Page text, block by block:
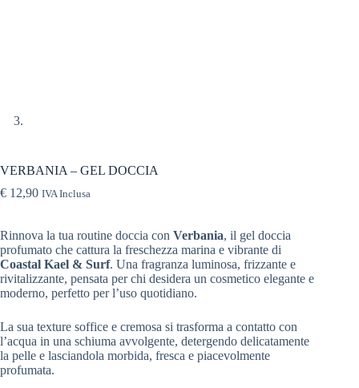
VERBANIA – GEL DOCCIA
€ 12,90 IVA Inclusa
Rinnova la tua routine doccia con Verbania, il gel doccia
profumato che cattura la freschezza marina e vibrante di
Coastal Kael & Surf. Una fragranza luminosa, frizzante e
rivitalizzante, pensata per chi desidera un cosmetico elegante e
moderno, perfetto per l’uso quotidiano.
La sua texture soffice e cremosa si trasforma a contatto con
l’acqua in una schiuma avvolgente, detergendo delicatamente
la pelle e lasciandola morbida, fresca e piacevolmente
profumata.